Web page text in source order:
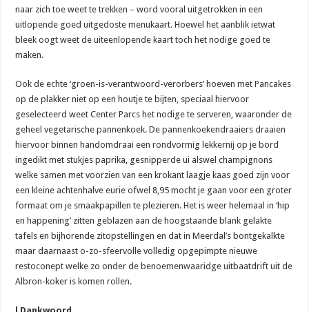
naar zich toe weet te trekken – word vooral uitgetrokken in een
uitlopende goed uitgedoste menukaart. Hoewel het aanblik ietwat
bleek oogt weet de uiteenlopende kaart toch het nodige goed te
maken.
Ook de echte ‘groen-is-verantwoord-verorbers’ hoeven met Pancakes
op de plakker niet op een houtje te bijten, speciaal hiervoor
geselecteerd weet Center Parcs het nodige te serveren, waaronder de
geheel vegetarische pannenkoek. De pannenkoekendraaiers draaien
hiervoor binnen handomdraai een rondvormig lekkernij op je bord
ingedikt met stukjes paprika, gesnipperde ui alswel champignons
welke samen met voorzien van een krokant laagje kaas goed zijn voor
een kleine achtenhalve eurie ofwel 8,95 mocht je gaan voor een groter
formaat om je smaakpapillen te plezieren. Het is weer helemaal in ‘hip
en happening’ zitten geblazen aan de hoogstaande blank gelakte
tafels en bijhorende zitopstellingen en dat in Meerdal’s bontgekalkte
maar daarnaast o-zo-sfeervolle volledig opgepimpte nieuwe
restoconept welke zo onder de benoemenwaaridge uitbaatdrift uit de
Albron-koker is komen rollen.